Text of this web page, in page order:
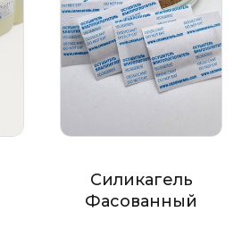
Силикагель
Фасованный